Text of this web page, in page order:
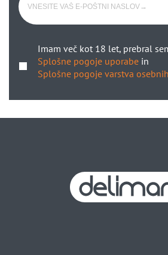
Imam več kot 18 let, prebral
Splošne pogoje uporabe in
Splošne pogoje varstva